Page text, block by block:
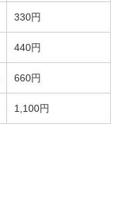
330円
440円
660円
1,100円